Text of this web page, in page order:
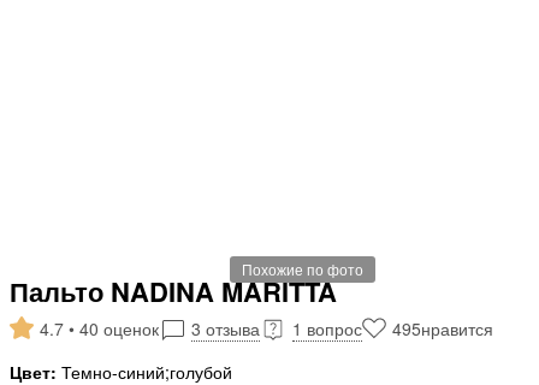
Похожие по фото
Пальто NADINA MARITTA
4.7 • 40 оценок 3 отзыва 1 вопрос 495нравится
Цвет: Темно-синий;голубой